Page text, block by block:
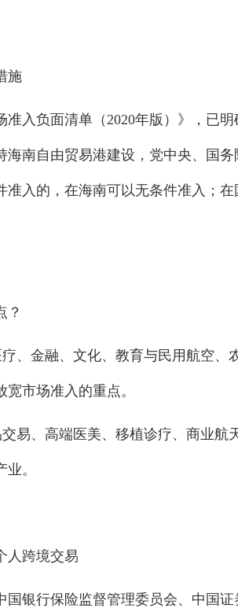
施
准入负面清单（2020年版）》，已
海南自由贸易港建设，党中央、国
准入的，在海南可以无条件准入；
？
、金融、文化、教育与民用航空、
市场准入的重点。
易、高端医美、移植诊疗、商业
。
人跨境交易
国银行保险监督管理委员会、中国